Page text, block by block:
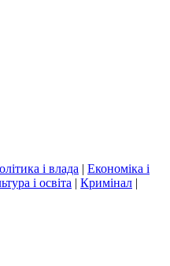
і влада | Економіка і
і освіта | Кримінал |